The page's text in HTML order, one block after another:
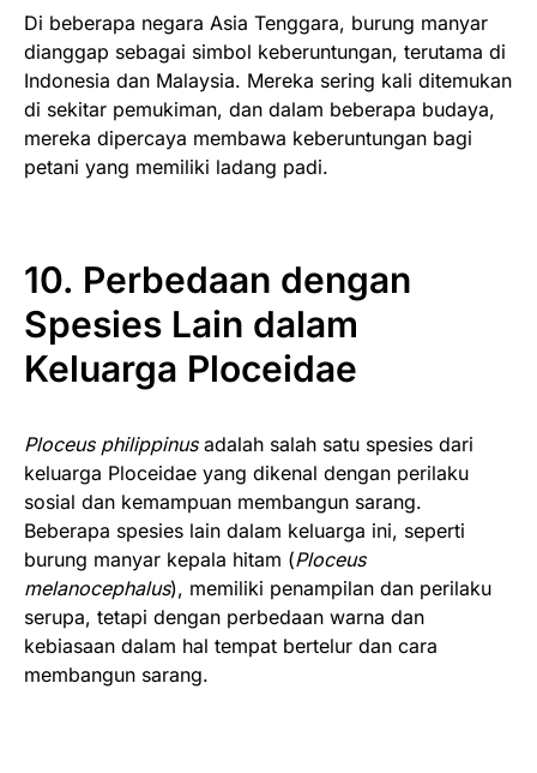
Di beberapa negara Asia Tenggara, burung manyar
dianggap sebagai simbol keberuntungan, terutama di
Indonesia dan Malaysia. Mereka sering kali ditemukan
di sekitar pemukiman, dan dalam beberapa budaya,
mereka dipercaya membawa keberuntungan bagi
petani yang memiliki ladang padi.
10. Perbedaan dengan
Spesies Lain dalam
Keluarga Ploceidae
Ploceus philippinusadalah salah satu spesies dari
keluarga Ploceidae yang dikenal dengan perilaku
sosial dan kemampuan membangun sarang.
Beberapa spesies lain dalam keluarga ini, seperti
burung manyar kepala hitam (Ploceus
melanocephalus), memiliki penampilan dan perilaku
serupa, tetapi dengan perbedaan warna dan
kebiasaan dalam hal tempat bertelur dan cara
membangun sarang.